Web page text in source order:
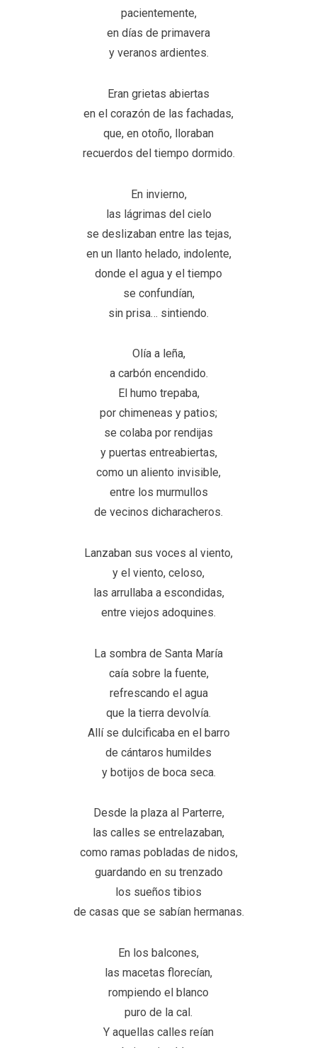
pacientemente,
en días de primavera
y veranos ardientes.
Eran grietas abiertas
en el corazón de las fachadas,
que, en otoño, lloraban
recuerdos del tiempo dormido.
En invierno,
las lágrimas del cielo
se deslizaban entre las tejas,
en un llanto helado, indolente,
donde el agua y el tiempo
se confundían,
sin prisa… sintiendo.
Olía a leña,
a carbón encendido.
El humo trepaba,
por chimeneas y patios;
se colaba por rendijas
y puertas entreabiertas,
como un aliento invisible,
entre los murmullos
de vecinos dicharacheros.
Lanzaban sus voces al viento,
y el viento, celoso,
las arrullaba a escondidas,
entre viejos adoquines.
La sombra de Santa María
caía sobre la fuente,
refrescando el agua
que la tierra devolvía.
Allí se dulcificaba en el barro
de cántaros humildes
y botijos de boca seca.
Desde la plaza al Parterre,
las calles se entrelazaban,
como ramas pobladas de nidos,
guardando en su trenzado
los sueños tibios
de casas que se sabían hermanas.
En los balcones,
las macetas florecían,
rompiendo el blanco
puro de la cal.
Y aquellas calles reían